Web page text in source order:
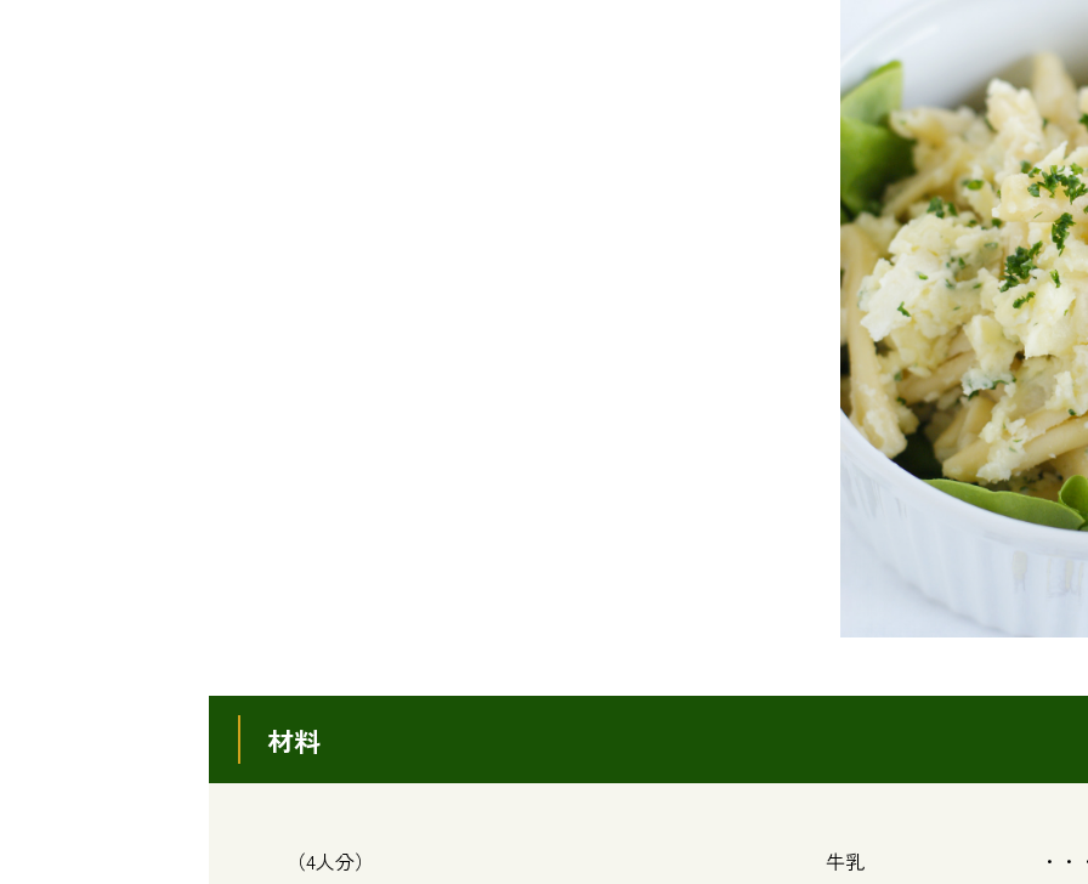
材料
（4人分）
牛乳 ・・・